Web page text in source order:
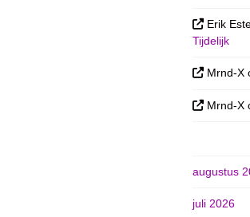
Erik
Tijdelijk
Mrnd-X
Mrnd-X
augustus
juli 2026